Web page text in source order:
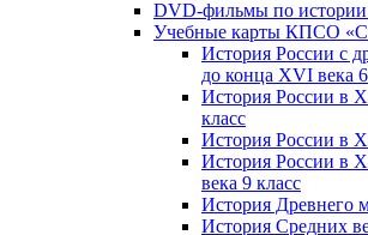
DVD-фильмы по
Учебные карты КПСО
История России с
до конца XVI века
История России в
класс
История России в
История России в
века 9 класс
История Древнего
История Средних